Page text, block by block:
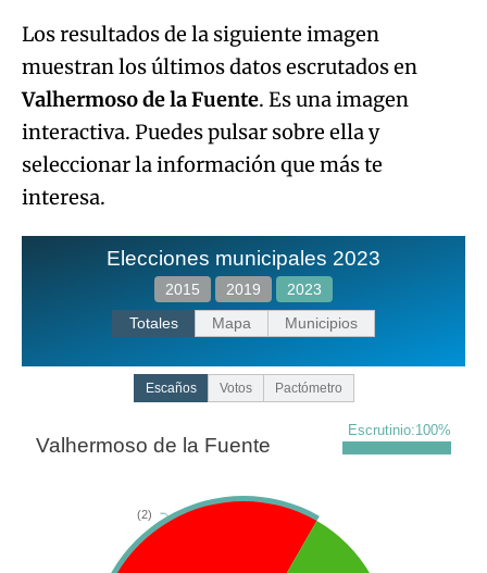
Los resultados de la siguiente imagen
muestran los últimos datos escrutados en
Valhermoso de la Fuente. Es una imagen
interactiva. Puedes pulsar sobre ella y
seleccionar la información que más te
interesa.
Elecciones municipales 2023
2015 2019 2023
Totales Mapa Municipios
Escaños Votos Pactómetro
Valhermoso de la Fuente
Escrutinio:100%
(2)